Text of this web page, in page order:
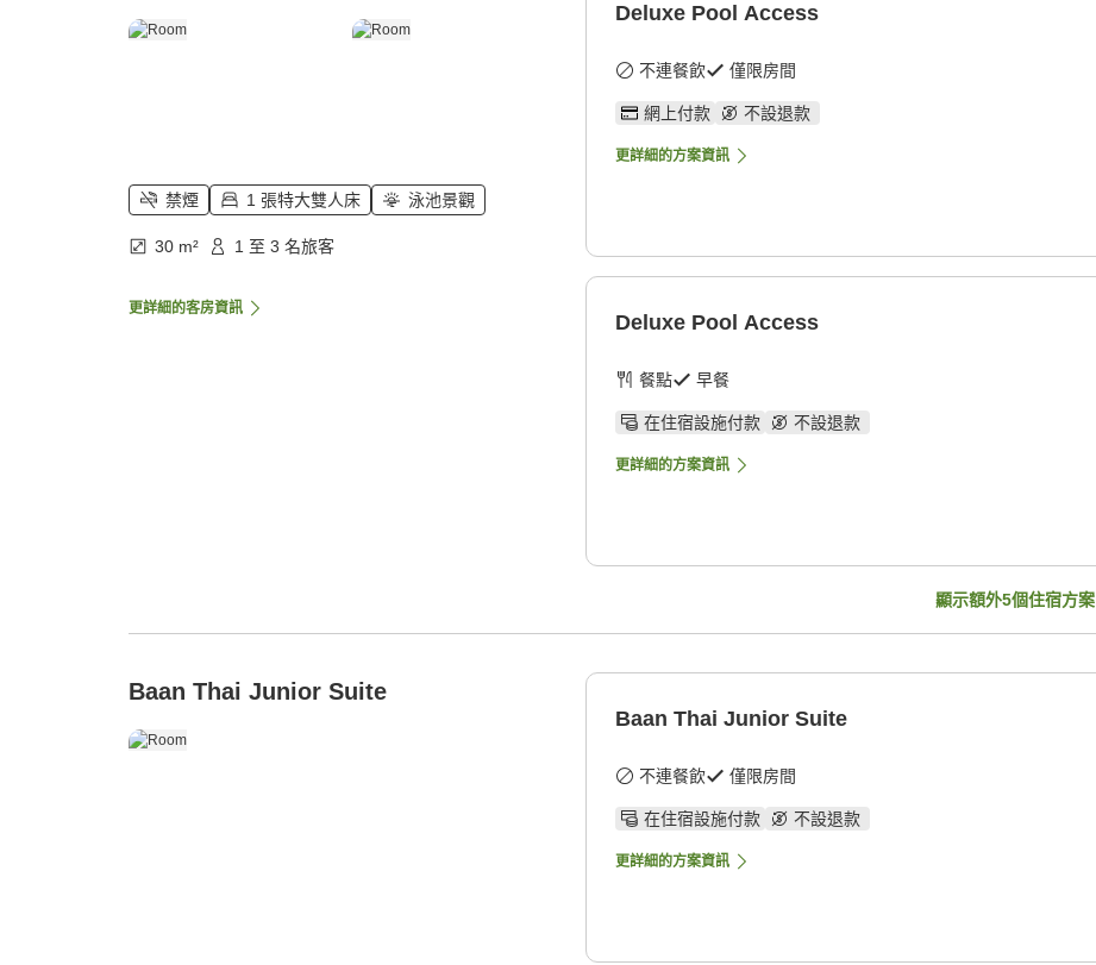
禁煙 1 張特大雙人床 泳池景觀
30 m² 1 至 3 名旅客
更詳細的客房資訊
Deluxe Pool Access
不連餐飲 僅限房間
網上付款 不設退款
更詳細的方案資訊
Deluxe Pool Access
餐點 早餐
在住宿設施付款 不設退款
更詳細的方案資訊
顯示額外5個住宿方案
Baan Thai Junior Suite
Baan Thai Junior Suite
不連餐飲 僅限房間
在住宿設施付款 不設退款
更詳細的方案資訊